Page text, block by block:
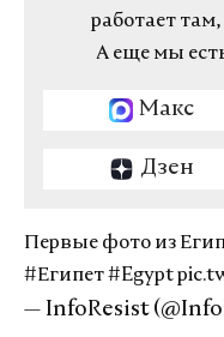
работает
А еще мы
Макс
Дзен
Первые фото из
#Египет#Egypt
— InfoResist